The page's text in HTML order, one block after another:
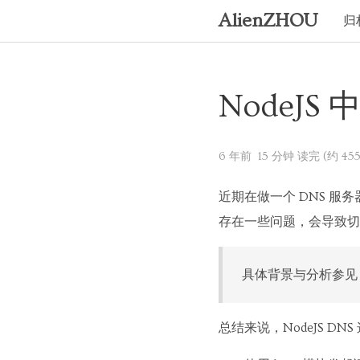
AlienZHOU 归
NodeJS
6 年前 15 分钟 读完 (约
近期在做一个 DNS 服务
存在一些问题，会导致
具体背景与分析参见
总结来说，NodeJS DNS